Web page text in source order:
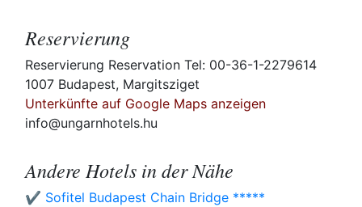
Reservierung
Reservierung Reservation Tel: 00-36-1-2279614
1007 Budapest, Margitsziget
Unterkünfte auf Google Maps anzeigen
info@ungarnhotels.hu
Andere Hotels in der Nähe
✔️ Sofitel Budapest Chain Bridge *****